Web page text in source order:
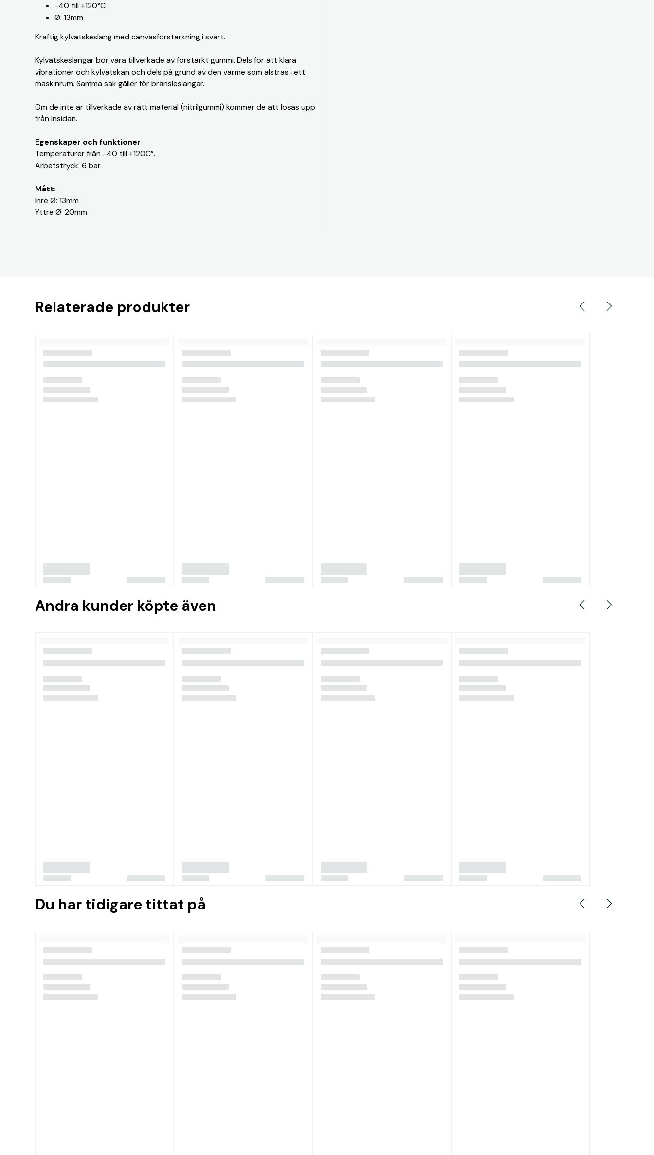
-40 till +120°C
Ø: 13mm
Kraftig kylvätskeslang med canvasförstärkning i svart.
Kylvätskeslangar bör vara tillverkade av förstärkt gummi. Dels för att klara
vibrationer och kylvätskan och dels på grund av den värme som alstras i ett
maskinrum. Samma sak gäller för bränsleslangar.
Om de inte är tillverkade av rätt material (nitrilgummi) kommer de att lösas upp
från insidan.
Egenskaper och funktioner
Temperaturer från -40 till +120C°.
Arbetstryck: 6 bar
Mått:
Inre Ø: 13mm
Yttre Ø: 20mm
Relaterade produkter
Andra kunder köpte även
Du har tidigare tittat på